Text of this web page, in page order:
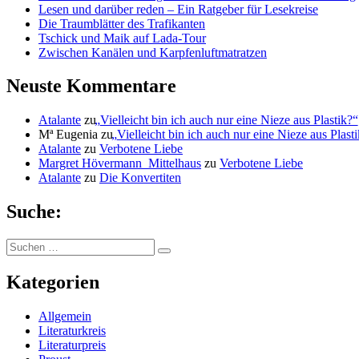
Lesen und darüber reden – Ein Ratgeber für Lesekreise
Die Traumblätter des Trafikanten
Tschick und Maik auf Lada-Tour
Zwischen Kanälen und Karpfenluftmatratzen
Neuste Kommentare
Atalante zu
„Vielleicht bin ich auch nur eine Nieze aus Plastik?“
Mª Eugenia zu
„Vielleicht bin ich auch nur eine Nieze aus
Atalante zu Verbotene Liebe
Margret Hövermann_Mittelhaus zu Verbotene Liebe
Atalante zu Die Konvertiten
Suche:
Suchen
nach:
Suchen
Kategorien
Allgemein
Literaturkreis
Literaturpreis